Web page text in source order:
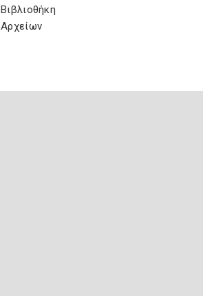
Βιβλιοθήκη
Αρχείων